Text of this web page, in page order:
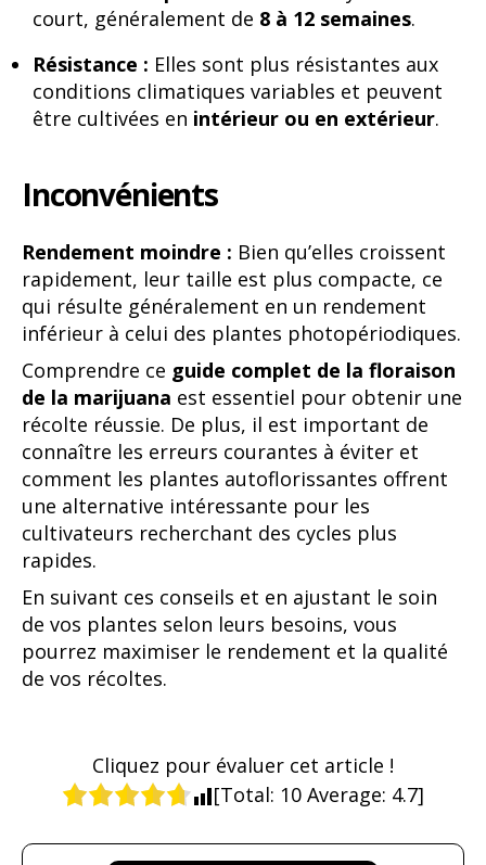
court, généralement de 8 à 12 semaines.
Résistance : Elles sont plus résistantes aux
conditions climatiques variables et peuvent
être cultivées en intérieur ou en extérieur.
Inconvénients
Rendement moindre : Bien qu’elles croissent
rapidement, leur taille est plus compacte, ce
qui résulte généralement en un rendement
inférieur à celui des plantes photopériodiques.
Comprendre ce guide complet de la floraison
de la marijuana est essentiel pour obtenir une
récolte réussie. De plus, il est important de
connaître les erreurs courantes à éviter et
comment les plantes autoflorissantes offrent
une alternative intéressante pour les
cultivateurs recherchant des cycles plus
rapides.
En suivant ces conseils et en ajustant le soin
de vos plantes selon leurs besoins, vous
pourrez maximiser le rendement et la qualité
de vos récoltes.
Cliquez pour évaluer cet article !
[Total: 10 Average: 4.7]